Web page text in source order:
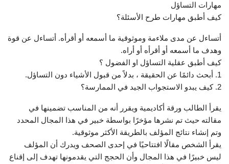
مهارات التساؤل
كيف أطبق مهارات طرح الأسئلة؟
أتساءل عن مدى ملاءمة وموثوقية ما أسمعه أو أقرأه. أتساءل عن قوة
وهدف ما أسمعه أو أقرأه أو أراه.
كيف أطبق عقلية التساؤل او الفضول ؟
1. أبحث دائمًا عن الحقيقة ، بدلاً من قبول الأشياء دون التساؤل.
2. كيف يبدو الاستجواب الجيد في الممارسة؟
يقرأ الطالب ورقة أكاديمية ويقرر أنه من المناسب تضمينها في
مقالته حيث تم نشرها مؤخرًا بواسطة خبير في هذا المجال المحدد
وتم إنشاء نتائج المؤلف بالطريقة الأكثر موثوقية.
يقرأ الشخص مقالًا افتتاحيًا في إحدى الصحف ويدرك أن المؤلف
ليس خبيرًا في هذا المجال وأن الحجج التي يقدمونها تهدف إلى إقناع